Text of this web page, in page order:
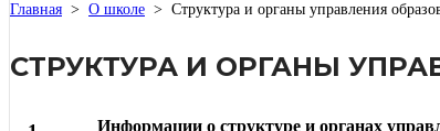
Главная > О школе > Структура и органы управления
СТРУКТУРА И ОРГАНЫ
Информации о структуре и органах